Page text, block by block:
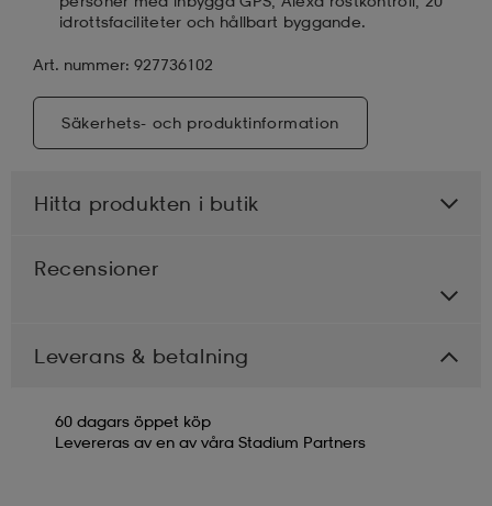
idrottsfaciliteter och hållbart byggande.
Art. nummer: 927736102
Säkerhets- och produktinformation
Hitta produkten i butik
Recensioner
Leverans & betalning
60 dagars öppet köp
Levereras av en av våra Stadium Partners